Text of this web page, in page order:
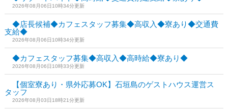
2026年08月06日10時34分更新
◆店長候補◆カフェスタッフ募集◆高収入◆寮あり◆交通費
支給◆
2026年08月06日10時34分更新
◆カフェスタッフ募集◆高収入◆高時給◆寮あり◆
2026年08月06日10時33分更新
【個室寮あり・県外応募OK】石垣島のゲストハウス運営ス
タッフ
2026年08月03日18時21分更新